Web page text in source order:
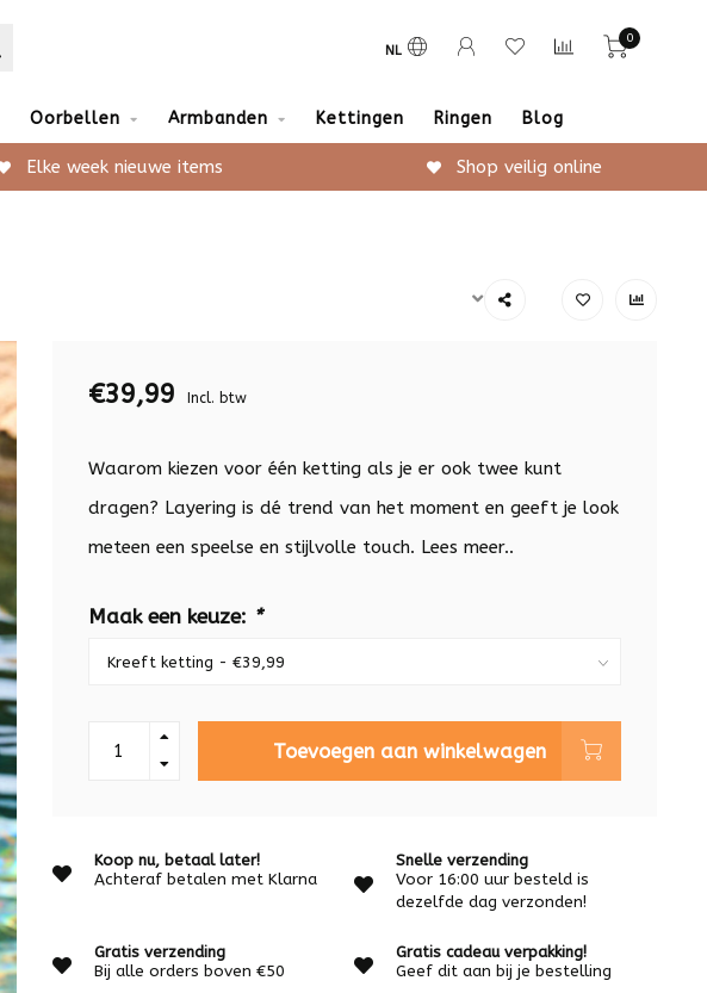
NL
0
Oorbellen Armbanden Kettingen Ringen Blog
Elke week nieuwe items Shop veilig online
€39,99 Incl. btw
Waarom kiezen voor één ketting als je er ook twee kunt
dragen? Layering is dé trend van het moment en geeft je look
meteen een speelse en stijlvolle touch. Lees meer..
Maak een keuze: *
Toevoegen aan winkelwagen
Koop nu, betaal later!
Achteraf betalen met Klarna
Snelle verzending
Voor 16:00 uur besteld is
dezelfde dag verzonden!
Gratis verzending
Bij alle orders boven €50
Gratis cadeau verpakking!
Geef dit aan bij je bestelling